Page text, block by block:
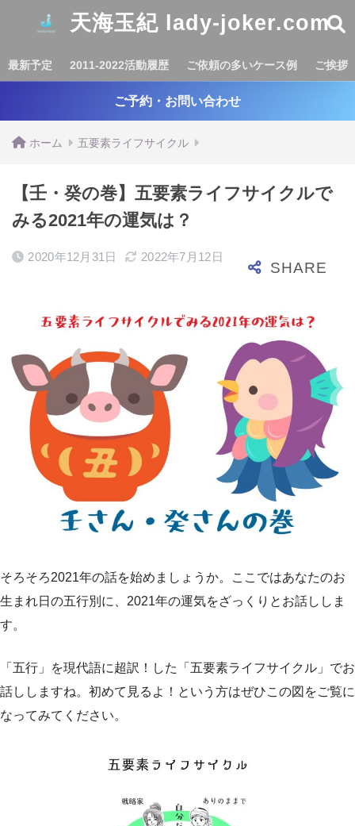
天海玉紀 lady-joker.com
最新予定 2011-2022活動履歴 ご依頼の多いケース例 ご挨拶
ご予約・お問い合わせ
ホーム 五要素ライフサイクル
【壬・癸の巻】五要素ライフサイクルで
みる2021年の運気は？
2020年12月31日 2022年7月12日
そろそろ2021年の話を始めましょうか。ここではあなたのお
生まれ日の五行別に、2021年の運気をざっくりとお話ししま
す。
「五行」を現代語に超訳！した「五要素ライフサイクル」でお
話ししますね。初めて見るよ！という方はぜひこの図をご覧に
なってみてください。